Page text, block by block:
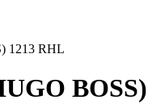
1213 RHL
BOSS)